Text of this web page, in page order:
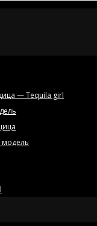
— Tequila girl